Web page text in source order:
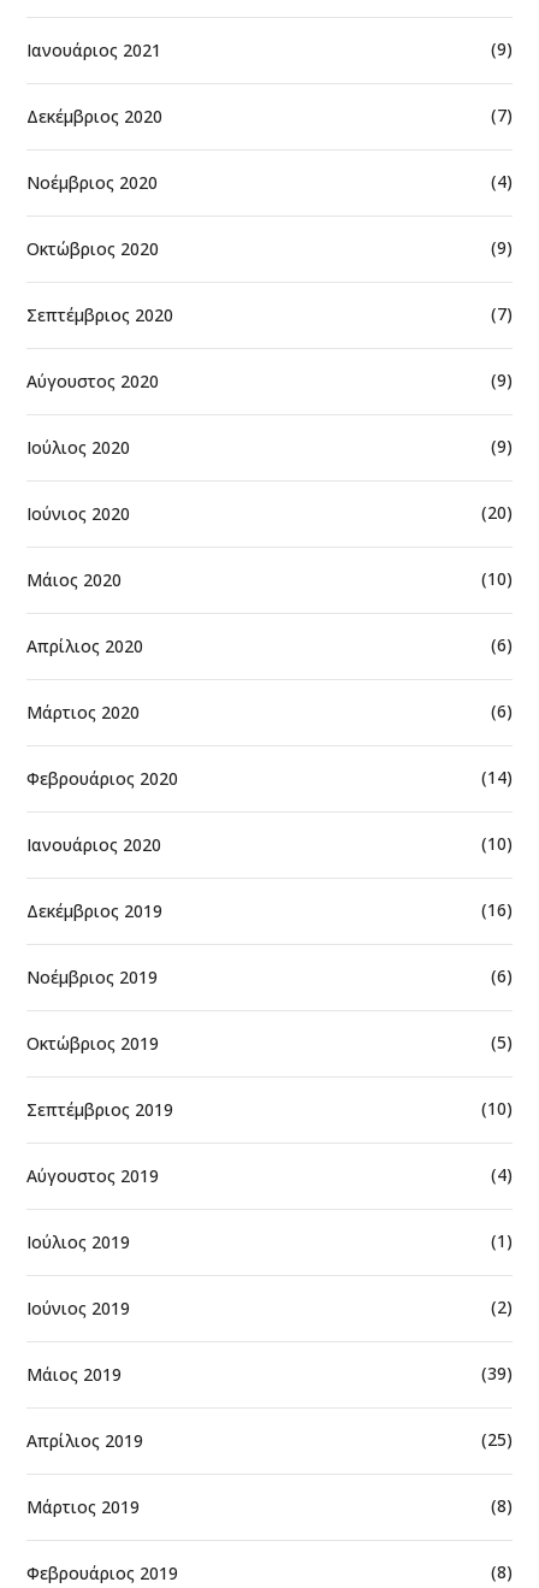
Ιανουάριος 2021 (9)
Δεκέμβριος 2020 (7)
Νοέμβριος 2020 (4)
Οκτώβριος 2020 (9)
Σεπτέμβριος 2020 (7)
Αύγουστος 2020 (9)
Ιούλιος 2020 (9)
Ιούνιος 2020 (20)
Μάιος 2020 (10)
Απρίλιος 2020 (6)
Μάρτιος 2020 (6)
Φεβρουάριος 2020 (14)
Ιανουάριος 2020 (10)
Δεκέμβριος 2019 (16)
Νοέμβριος 2019 (6)
Οκτώβριος 2019 (5)
Σεπτέμβριος 2019 (10)
Αύγουστος 2019 (4)
Ιούλιος 2019 (1)
Ιούνιος 2019 (2)
Μάιος 2019 (39)
Απρίλιος 2019 (25)
Μάρτιος 2019 (8)
Φεβρουάριος 2019 (8)